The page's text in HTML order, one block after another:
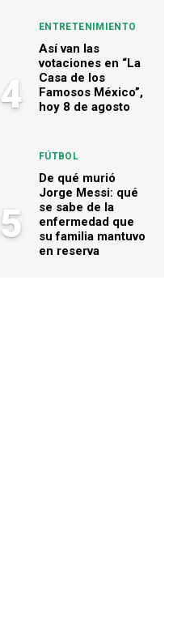
4
ENTRETENIMIENTO
Así van las
votaciones en “La
Casa de los
Famosos México”,
hoy 8 de agosto
5
FÚTBOL
De qué murió
Jorge Messi: qué
se sabe de la
enfermedad que
su familia mantuvo
en reserva